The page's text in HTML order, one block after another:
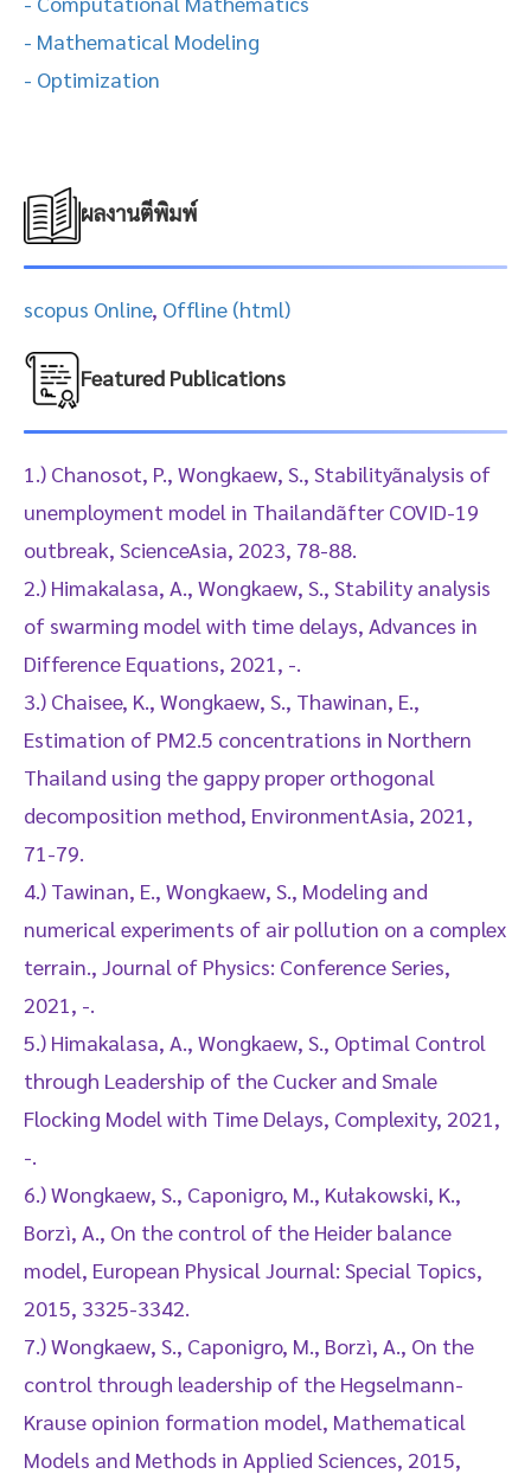
- Mathematical Modeling
- Optimization
ผลงานตีพิมพ์
scopus Online, Offline (html)
Featured Publications
1.) Chanosot, P., Wongkaew, S., Stabilityãnalysis of
unemployment model in Thailandãfter COVID-19
outbreak, ScienceAsia, 2023, 78-88.
2.) Himakalasa, A., Wongkaew, S., Stability analysis
of swarming model with time delays, Advances in
Difference Equations, 2021, -.
3.) Chaisee, K., Wongkaew, S., Thawinan, E.,
Estimation of PM2.5 concentrations in Northern
Thailand using the gappy proper orthogonal
decomposition method, EnvironmentAsia, 2021,
71-79.
4.) Tawinan, E., Wongkaew, S., Modeling and
numerical experiments of air pollution on a complex
terrain., Journal of Physics: Conference Series,
2021, -.
5.) Himakalasa, A., Wongkaew, S., Optimal Control
through Leadership of the Cucker and Smale
Flocking Model with Time Delays, Complexity, 2021,
-.
6.) Wongkaew, S., Caponigro, M., Kułakowski, K.,
Borzì, A., On the control of the Heider balance
model, European Physical Journal: Special Topics,
2015, 3325-3342.
7.) Wongkaew, S., Caponigro, M., Borzì, A., On the
control through leadership of the Hegselmann-
Krause opinion formation model, Mathematical
Models and Methods in Applied Sciences, 2015,